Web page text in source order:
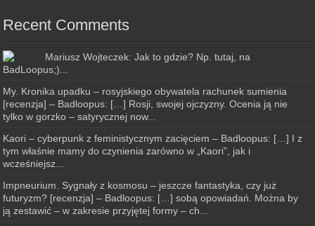
Recent Comments
Mariusz Wojteczek: Jak to gdzie? Np. tutaj, na
BadLoopus;)...
My. Kronika upadku – rosyjskiego obywatela rachunek sumienia
[recenzja] – Badloopus: […] Rosji, swojej ojczyzny. Ocenia ją nie
tylko w gorzko – satyrycznej now...
Kaori – cyberpunk z feministycznym zacięciem – Badloopus: […] I z
tym właśnie mamy do czynienia zarówno w „Kaori”, jak i
wcześniejsz...
Impneurium. Sygnały z kosmosu – jeszcze fantastyka, czy już
futuryzm? [recenzja] – Badloopus: […] sobą opowiadań. Można by
ją zestawić – w zakresie przyjętej formy – ch...